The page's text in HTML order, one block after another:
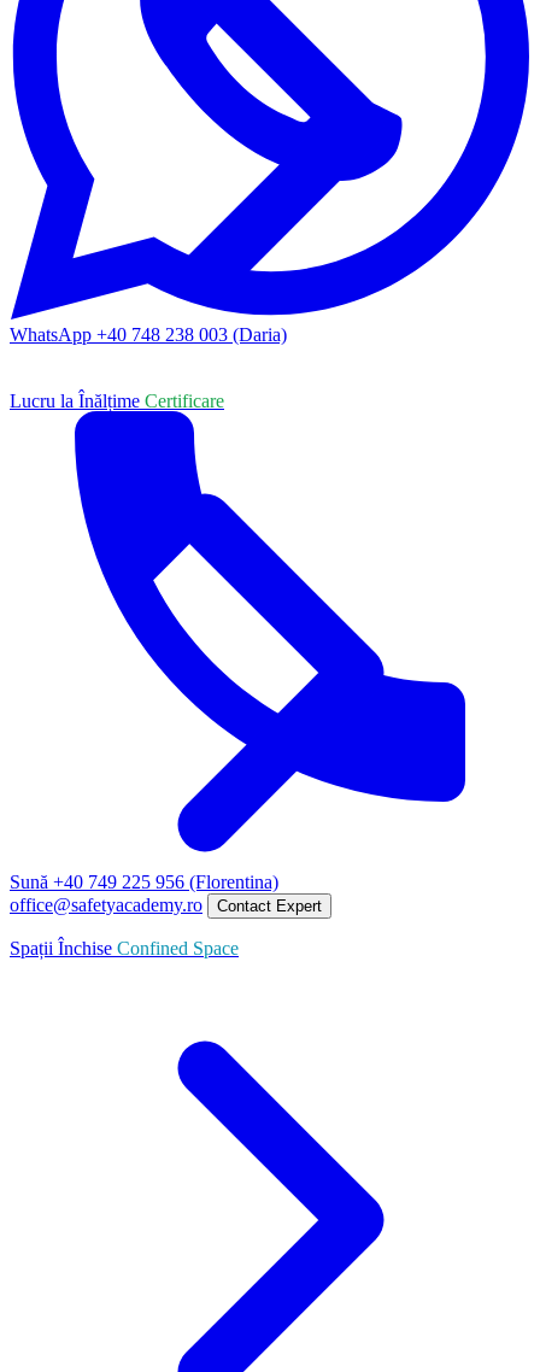
WhatsApp +40 748 238 003 (Daria)
Sună +40 749 225 956 (Florentina)
office@safetyacademy.ro
Contact Expert
Lucru la Înălțime Certificare
Spații Închise Confined Space